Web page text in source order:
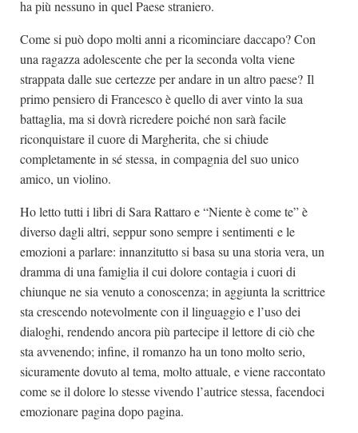
ha più nessuno in quel Paese straniero.
Come si può dopo molti anni a ricominciare daccapo? Con
una ragazza adolescente che per la seconda volta viene
strappata dalle sue certezze per andare in un altro paese? Il
primo pensiero di Francesco è quello di aver vinto la sua
battaglia, ma si dovrà ricredere poiché non sarà facile
riconquistare il cuore di Margherita, che si chiude
completamente in sé stessa, in compagnia del suo unico
amico, un violino.
Ho letto tutti i libri di Sara Rattaro e “Niente è come te” è
diverso dagli altri, seppur sono sempre i sentimenti e le
emozioni a parlare: innanzitutto si basa su una storia vera, un
dramma di una famiglia il cui dolore contagia i cuori di
chiunque ne sia venuto a conoscenza; in aggiunta la scrittrice
sta crescendo notevolmente con il linguaggio e l’uso dei
dialoghi, rendendo ancora più partecipe il lettore di ciò che
sta avvenendo; infine, il romanzo ha un tono molto serio,
sicuramente dovuto al tema, molto attuale, e viene raccontato
come se il dolore lo stesse vivendo l’autrice stessa, facendoci
emozionare pagina dopo pagina.